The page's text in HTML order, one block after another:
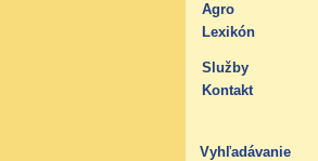
Agro
Lexikón
Služby
Kontakt
Vyhľadávanie